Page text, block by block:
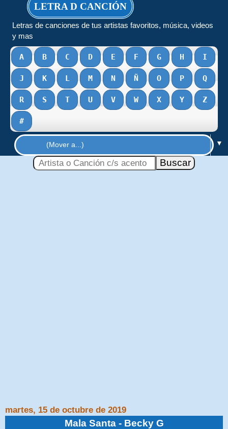
LETRA D CANCIÓN
Letras de canciones de tus artistas favoritos, música, videos
y mas
A B C D E F G H I
J K L M N Ñ O P Q
R S T U V W X Y Z
#
▼
martes, 15 de octubre de 2019
Mala Santa - Becky G